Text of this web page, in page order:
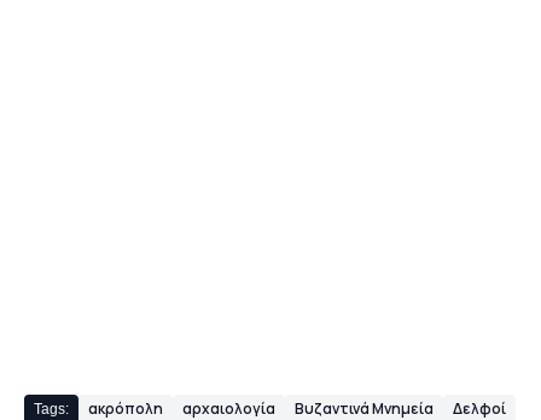
Tags: ακρόπολη αρχαιολογία Βυζαντινά Μνημεία
Δελφοί